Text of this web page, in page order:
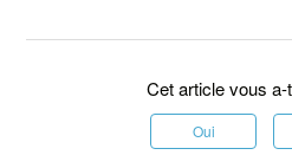
Cet article vous a-
Oui